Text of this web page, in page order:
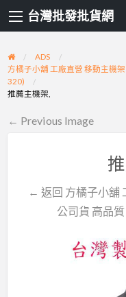
台灣批發批貨網
ADS
方橘子小舖 工廠直營 移動主機
320)
推薦主機架,
← Previous Image
← 返回 方橘子小舖
公司貨 高品